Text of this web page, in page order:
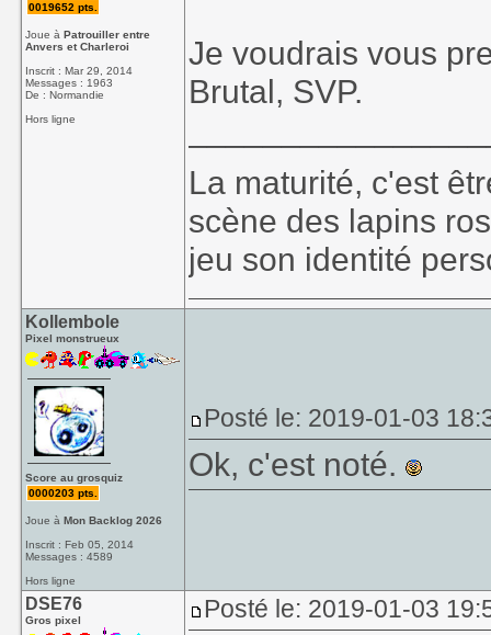
0019652 pts.
Joue àPatrouiller entre
Anvers et Charleroi
Inscrit : Mar 29, 2014
Messages : 1963
De : Normandie
Hors ligne
Je voudrais vous
Brutal, SVP.
La maturité, c'est
scène des lapins
jeu son identité
Kollembole
Pixel monstrueux
Score au grosquiz
0000203 pts.
Joue àMon Backlog 2026
Inscrit : Feb 05, 2014
Messages : 4589
Hors ligne
Posté le: 2019-01-03
Ok, c'est noté.
DSE76
Gros pixel Posté le: 2019-01-03